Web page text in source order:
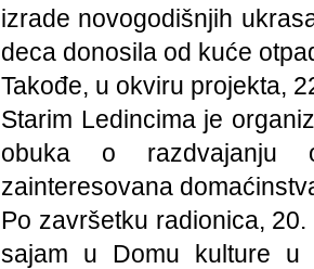
izrade novogodišnjih
deca donosila od kuće
Takođe, u okviru projekta,
Starim Ledincima je
obuka o
zainteresovana
Po završetku radionica,
sajam u Domu kulture u